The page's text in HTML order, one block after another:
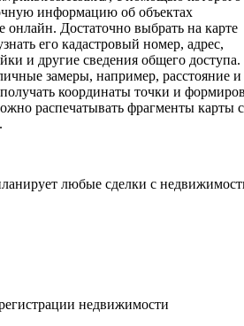
информацию об объектах
Достаточно выбрать на карте
его кадастровый номер, адрес,
и другие сведения общего
замеры, например, расстояние и
координаты точки и
распечатывать фрагменты карты
любые сделки с
недвижимости